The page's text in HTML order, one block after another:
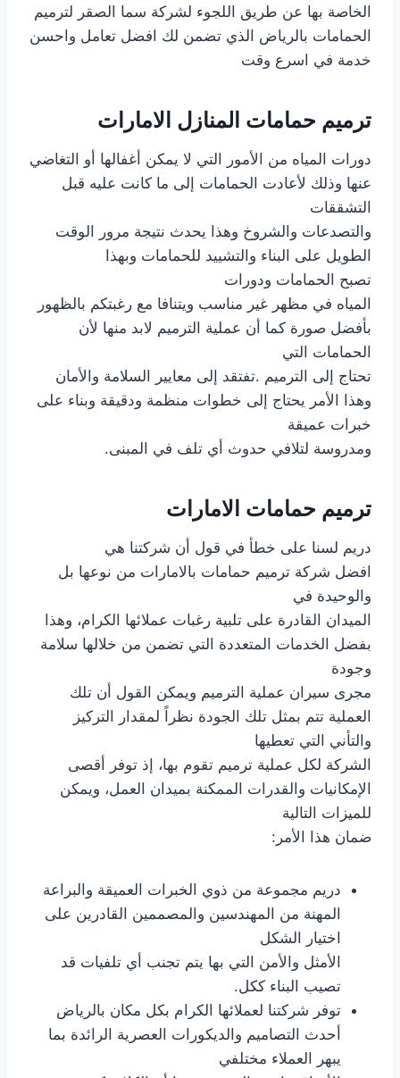
الخاصة بها عن طريق اللجوء لشركة سما الصقر لترميم
الحمامات بالرياض الذي تضمن لك افضل تعامل واحسن
خدمة في اسرع وقت
ترميم حمامات المنازل الامارات
دورات المياه من الأمور التي لا يمكن أغفالها أو التغاضي
عنها وذلك لأعادت الحمامات إلى ما كانت عليه قبل
التشققات
والتصدعات والشروخ وهذا يحدث نتيجة مرور الوقت
الطويل على البناء والتشييد للحمامات وبهذا
تصبح الحمامات ودورات
المياه في مظهر غير مناسب ويتنافا مع رغبتكم بالظهور
بأفضل صورة كما أن عملية الترميم لابد منها لأن
الحمامات التي
تحتاج إلى الترميم .تفتقد إلى معايير السلامة والأمان
وهذا الأمر يحتاج إلى خطوات منظمة ودقيقة وبناء على
خبرات عميقة
ومدروسة لتلافي حدوث أي تلف في المبنى.
ترميم حمامات الامارات
دريم لسنا على خطأ في قول أن شركتنا هي
افضل شركة ترميم حمامات بالامارات من نوعها بل
والوحيدة في
الميدان القادرة على تلبية رغبات عملائها الكرام، وهذا
بفضل الخدمات المتعددة التي تضمن من خلالها سلامة
وجودة
مجرى سيران عملية الترميم ويمكن القول أن تلك
العملية تتم بمثل تلك الجودة نظراً لمقدار التركيز
والتأني التي تعطيها
الشركة لكل عملية ترميم تقوم بها، إذ توفر أقصى
الإمكانيات والقدرات الممكنة بميدان العمل، ويمكن
للميزات التالية
ضمان هذا الأمر:
دريم مجموعة من ذوي الخبرات العميقة والبراعة
المهنة من المهندسين والمصممين القادرين على
اختيار الشكل
الأمثل والأمن التي بها يتم تجنب أي تلفيات قد
تصيب البناء ككل.
توفر شركتنا لعملائها الكرام بكل مكان بالرياض
أحدث التصاميم والديكورات العصرية الرائدة بما
يبهر العملاء مختلفي